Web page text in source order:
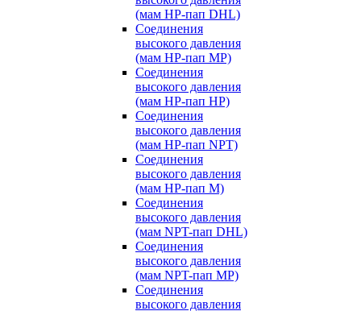
(мам HP-пап DHL)
Соединения
высокого давления
(мам HP-пап MP)
Соединения
высокого давления
(мам HP-пап HP)
Соединения
высокого давления
(мам HP-пап NPT)
Соединения
высокого давления
(мам HP-пап M)
Соединения
высокого давления
(мам NPT-пап DHL)
Соединения
высокого давления
(мам NPT-пап MP)
Соединения
высокого давления